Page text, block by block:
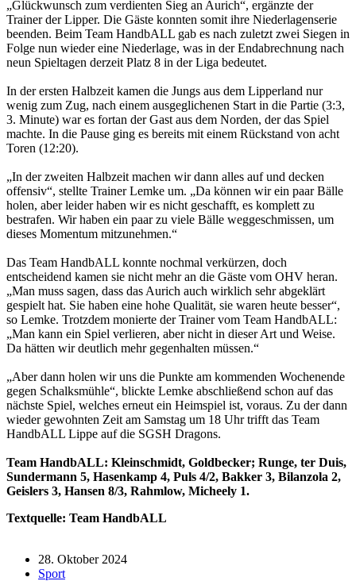
„Glückwunsch zum verdienten Sieg an Aurich“, ergänzte der
Trainer der Lipper. Die Gäste konnten somit ihre Niederlagenserie
beenden. Beim Team HandbALL gab es nach zuletzt zwei Siegen in
Folge nun wieder eine Niederlage, was in der Endabrechnung nach
neun Spieltagen derzeit Platz 8 in der Liga bedeutet.
In der ersten Halbzeit kamen die Jungs aus dem Lipperland nur
wenig zum Zug, nach einem ausgeglichenen Start in die Partie (3:3,
3. Minute) war es fortan der Gast aus dem Norden, der das Spiel
machte. In die Pause ging es bereits mit einem Rückstand von acht
Toren (12:20).
„In der zweiten Halbzeit machen wir dann alles auf und decken
offensiv“, stellte Trainer Lemke um. „Da können wir ein paar Bälle
holen, aber leider haben wir es nicht geschafft, es komplett zu
bestrafen. Wir haben ein paar zu viele Bälle weggeschmissen, um
dieses Momentum mitzunehmen.“
Das Team HandbALL konnte nochmal verkürzen, doch
entscheidend kamen sie nicht mehr an die Gäste vom OHV heran.
„Man muss sagen, dass das Aurich auch wirklich sehr abgeklärt
gespielt hat. Sie haben eine hohe Qualität, sie waren heute besser“,
so Lemke. Trotzdem monierte der Trainer vom Team HandbALL:
„Man kann ein Spiel verlieren, aber nicht in dieser Art und Weise.
Da hätten wir deutlich mehr gegenhalten müssen.“
„Aber dann holen wir uns die Punkte am kommenden Wochenende
gegen Schalksmühle“, blickte Lemke abschließend schon auf das
nächste Spiel, welches erneut ein Heimspiel ist, voraus. Zu der dann
wieder gewohnten Zeit am Samstag um 18 Uhr trifft das Team
HandbALL Lippe auf die SGSH Dragons.
Team HandbALL: Kleinschmidt, Goldbecker; Runge, ter Duis,
Sundermann 5, Hasenkamp 4, Puls 4/2, Bakker 3, Bilanzola 2,
Geislers 3, Hansen 8/3, Rahmlow, Micheely 1.
Textquelle: Team HandbALL
28. Oktober 2024
Sport